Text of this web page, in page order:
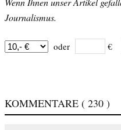
Journalismus.
oder €
KOMMENTARE ( 230 )